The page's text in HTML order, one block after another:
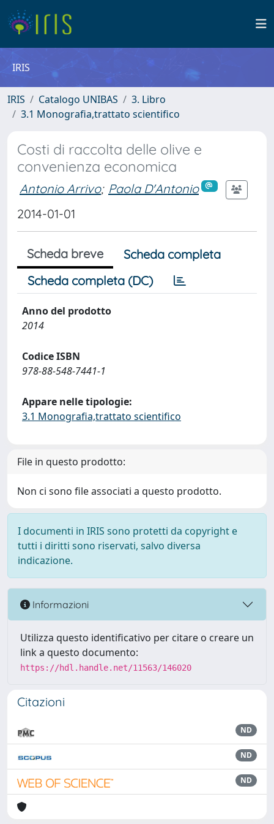
IRIS
IRIS Catalogo UNIBAS
3. Libro
3.1 Monografia,trattato scientifico
Costi di raccolta delle olive e
convenienza economica
Antonio Arrivo; Paola D'Antonio
2014-01-01
Scheda breve
Scheda completa
Scheda completa (DC)
Anno del prodotto
2014
Codice ISBN
978-88-548-7441-1
Appare nelle tipologie:
3.1 Monografia,trattato scientifico
File in questo prodotto:
Non ci sono file associati a questo prodotto.
I documenti in IRIS sono protetti da copyright e
tutti i diritti sono riservati, salvo diversa
indicazione.
Informazioni
Utilizza questo identificativo per citare o creare un
link a questo documento:
https://hdl.handle.net/11563/146020
Citazioni
ND
ND
ND